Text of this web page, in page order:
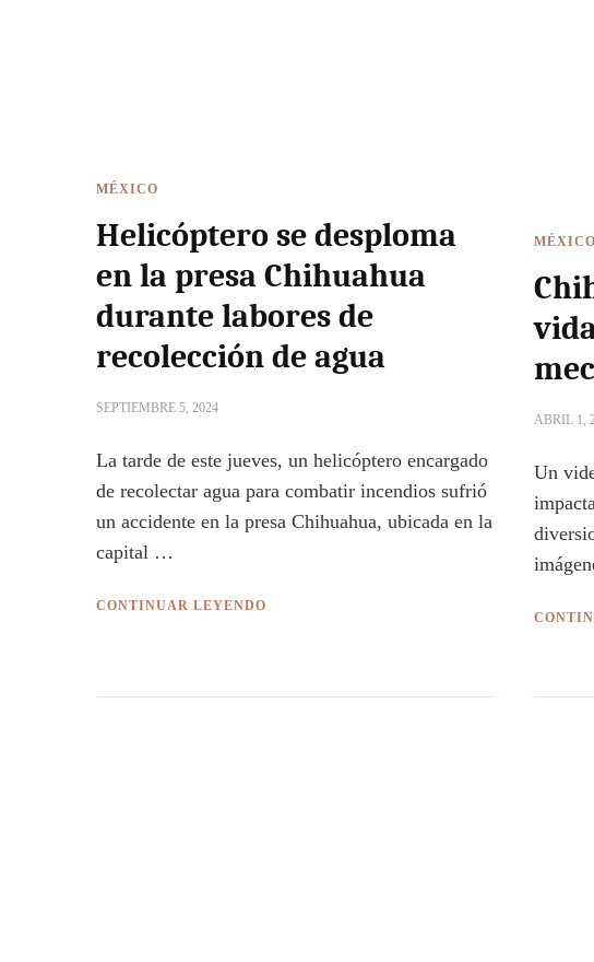
MÉXICO
Helicóptero se desploma
en la presa Chihuahua
durante labores de
recolección de agua
SEPTIEMBRE 5, 2024
La tarde de este jueves, un helicóptero encargado
de recolectar agua para combatir incendios sufrió
un accidente en la presa Chihuahua, ubicada en la
capital …
CONTINUAR LEYENDO
MÉXICO
ABRIL 1,
Un